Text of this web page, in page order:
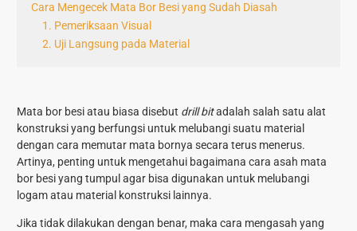
Cara Mengecek Mata Bor Besi yang Sudah Diasah
1. Pemeriksaan Visual
2. Uji Langsung pada Material
Mata bor besi atau biasa disebut drill bitadalah salah satu alat
konstruksi yang berfungsi untuk melubangi suatu material
dengan cara memutar mata bornya secara terus menerus.
Artinya, penting untuk mengetahui bagaimana cara asah mata
bor besiyang tumpul agar bisa digunakan untuk melubangi
logam atau material konstruksi lainnya.
Jika tidak dilakukan dengan benar, maka cara mengasah yang